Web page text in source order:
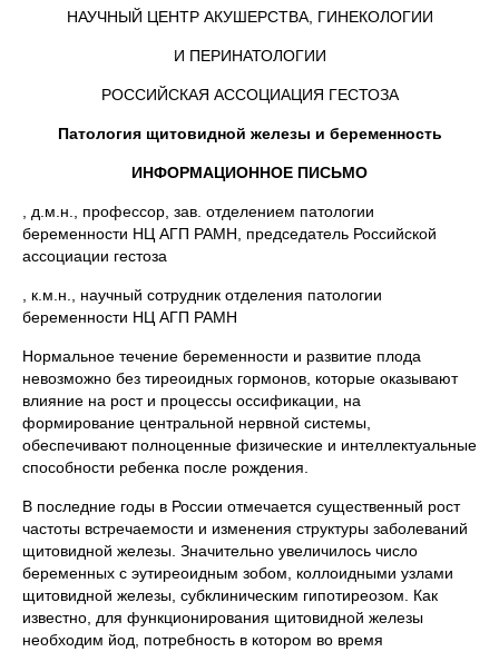
НАУЧНЫЙ ЦЕНТР АКУШЕРСТВА, ГИНЕКОЛОГИИ
И ПЕРИНАТОЛОГИИ
РОССИЙСКАЯ АССОЦИАЦИЯ ГЕСТОЗА
Патология щитовидной железы и беременность
ИНФОРМАЦИОННОЕ ПИСЬМО
, д.м.н., профессор, зав. отделением патологии
беременности НЦ АГП РАМН, председатель Российской
ассоциации гестоза
, к.м.н., научный сотрудник отделения патологии
беременности НЦ АГП РАМН
Нормальное течение беременности и развитие плода
невозможно без тиреоидных гормонов, которые оказывают
влияние на рост и процессы оссификации, на
формирование центральной нервной системы,
обеспечивают полноценные физические и интеллектуальные
способности ребенка после рождения.
В последние годы в России отмечается существенный рост
частоты встречаемости и изменения структуры заболеваний
щитовидной железы. Значительно увеличилось число
беременных с эутиреоидным зобом, коллоидными узлами
щитовидной железы, субклиническим гипотиреозом. Как
известно, для функционирования щитовидной железы
необходим йод, потребность в котором во время